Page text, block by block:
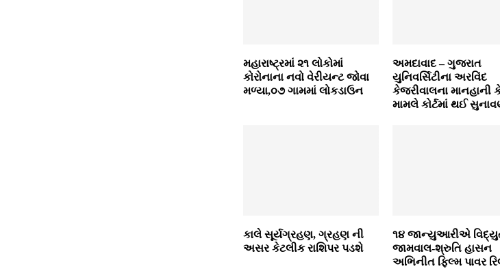
મહારાષ્ટ્રમાં ૨૧ લોકોમાં
કોરોનાના નવો વેરીયન્ટ જોવા
મળ્યા,૦૭ ગામમાં લોકડાઉન
અમદાવાદ – ગુજરાત
યુનિવર્સિટીના અરવિંદ
કેજરીવાલના માનહાની
મામલે કોર્ટમાં થઈ
કાલે સૂર્યગ્રહણ, ગ્રહણ ની
અસર કેટલીક રાશિપર પડશે
૧૪ જાન્યુઆરીએ
જામવાલ-શ્રુતિ હાસન
અભિનીત ફિલ્મ પાવર